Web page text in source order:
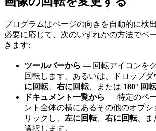
プログラムはページの向きを自動的に検
必要に応じて、次のいずれかの方法でペ
きます:
ツールバーから — 回転アイコンを
回転します。あるいは、ドロップダ
に回転、 右に回転、または 180° 回転
ドキュメント一覧から — 特定のペ
ント全体の横にあるその他のオプシ
リックし、 左に回転、 右に回転、ま
選択します。